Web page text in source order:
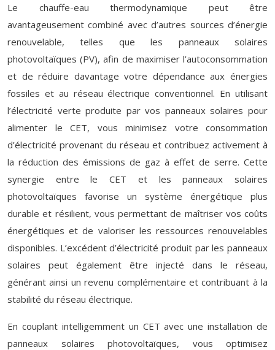
Le chauffe-eau thermodynamique peut être
avantageusement combiné avec d’autres sources d’énergie
renouvelable, telles que les panneaux solaires
photovoltaïques (PV), afin de maximiser l’autoconsommation
et de réduire davantage votre dépendance aux énergies
fossiles et au réseau électrique conventionnel. En utilisant
l’électricité verte produite par vos panneaux solaires pour
alimenter le CET, vous minimisez votre consommation
d’électricité provenant du réseau et contribuez activement à
la réduction des émissions de gaz à effet de serre. Cette
synergie entre le CET et les panneaux solaires
photovoltaïques favorise un système énergétique plus
durable et résilient, vous permettant de maîtriser vos coûts
énergétiques et de valoriser les ressources renouvelables
disponibles. L’excédent d’électricité produit par les panneaux
solaires peut également être injecté dans le réseau,
générant ainsi un revenu complémentaire et contribuant à la
stabilité du réseau électrique.
En couplant intelligemment un CET avec une installation de
panneaux solaires photovoltaïques, vous optimisez